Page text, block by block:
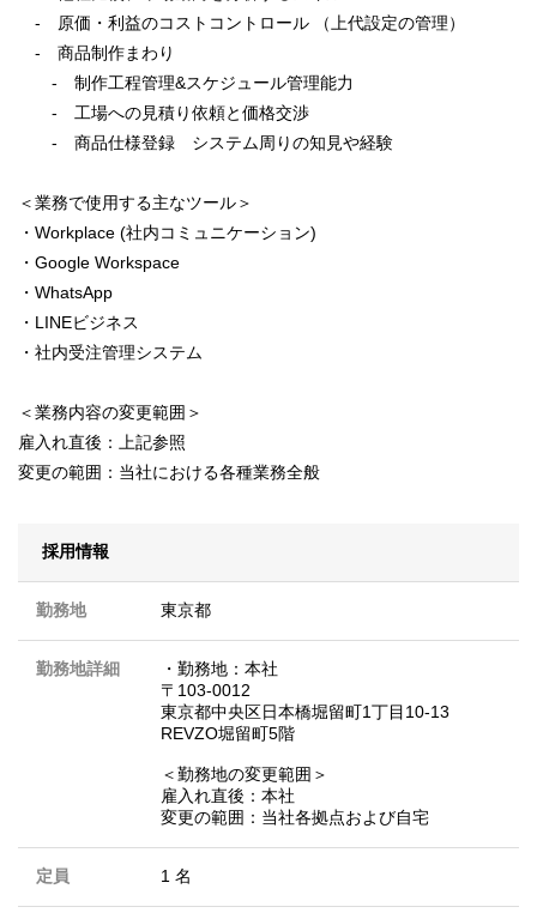
- 原価・利益のコストコントロール （上代設定の管理）
- 商品制作まわり
- 制作工程管理&スケジュール管理能力
- 工場への見積り依頼と価格交渉
- 商品仕様登録 システム周りの知見や経験
＜業務で使用する主なツール＞
・Workplace (社内コミュニケーション)
・Google Workspace
・WhatsApp
・LINEビジネス
・社内受注管理システム
＜業務内容の変更範囲＞
雇入れ直後：上記参照
変更の範囲：当社における各種業務全般
採用情報
勤務地 東京都
勤務地詳細
・勤務地：本社
〒103-0012
東京都中央区日本橋堀留町1丁目10-13
REVZO堀留町5階
＜勤務地の変更範囲＞
雇入れ直後：本社
変更の範囲：当社各拠点および自宅
定員 1 名